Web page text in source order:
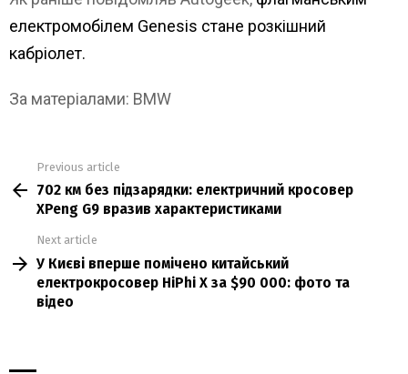
електромобілем Genesis стане розкішний
кабріолет.
За матеріалами: BMW
more
Previous article
702 км без підзарядки: електричний кросовер
XPeng G9 вразив характеристиками
Next article
У Києві вперше помічено китайський
електрокросовер HiPhi X за $90 000: фото та
відео